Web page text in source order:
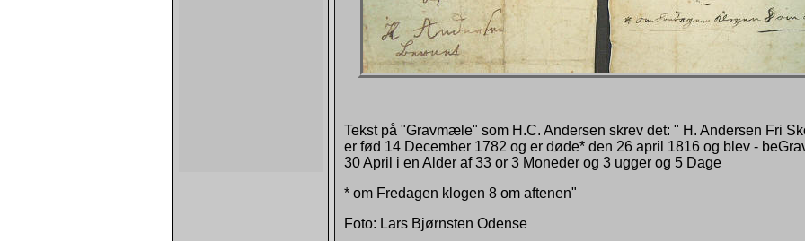
Tekst på "Gravmæle" som H.C. Andersen skrev det: " H. Andersen Fri
er fød 14 December 1782 og er døde* den 26 april 1816 og blev -
30 April i en Alder af 33 or 3 Moneder og 3 ugger og 5 Dage
* om Fredagen klogen 8 om aftenen"
Foto: Lars Bjørnsten Odense